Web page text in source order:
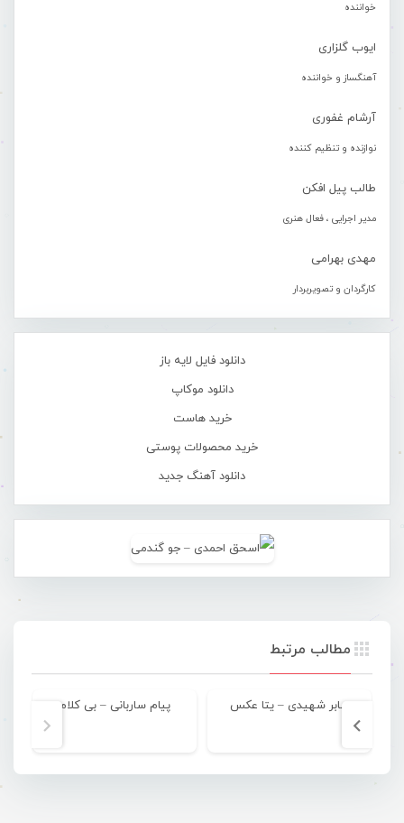
خواننده
ایوب گلزاری
آهنگساز و خواننده
آرشام غفوری
نوازنده و تنظیم کننده
طالب پیل افکن
مدیر اجرایی ، فعال هنری
مهدی بهرامی
کارگردان و تصویربردار
دانلود فایل لایه باز
دانلود موکاپ
خرید هاست
خرید محصولات پوستی
دانلود آهنگ جدید
مطالب مرتبط
صابر شهیدی – یتا عکس پیام ساربانی – بی کلام